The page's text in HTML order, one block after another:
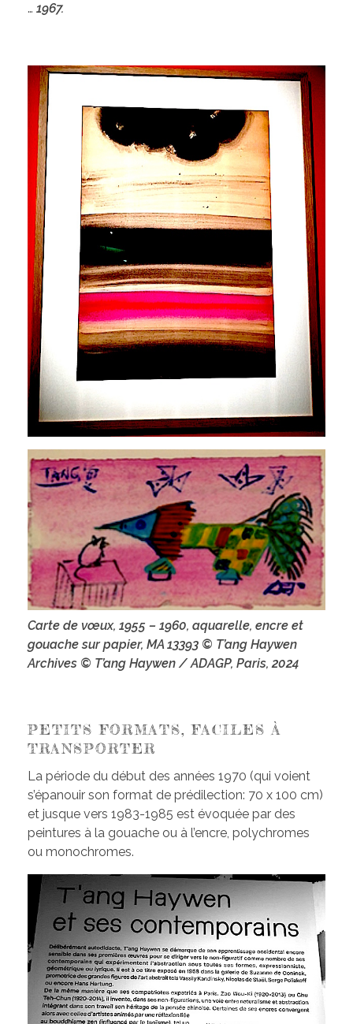
… 1967.
Carte de vœux, 1955 – 1960, aquarelle, encre et
gouache sur papier, MA 13393 © T’ang Haywen
Archives © T’ang Haywen / ADAGP, Paris, 2024
PETITS FORMATS, FACILES À
TRANSPORTER
La période du début des années 1970 (qui voient
s’épanouir son format de prédilection: 70 x 100 cm)
et jusque vers 1983-1985 est évoquée par des
peintures à la gouache ou à l’encre, polychromes
ou monochromes.